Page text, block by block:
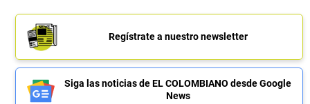
Regístrate a nuestro newsletter
Siga las noticias de EL COLOMBIANO desde Google
News